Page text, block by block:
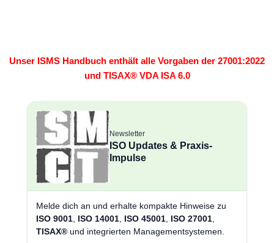
Unser ISMS Handbuch enthält alle Vorgaben der 27001:2022
und TISAX® VDA ISA 6.0
Newsletter
ISO Updates & Praxis-
Impulse
Melde dich an und erhalte kompakte Hinweise zu
ISO 9001 ISO 14001 ISO 45001 ISO 27001
TISAX® und integrierten Managementsystemen.